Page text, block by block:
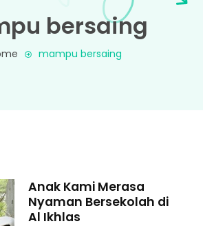
bersaing
mampu bersaing
Anak Kami Merasa
Nyaman Bersekolah di
Al Ikhlas